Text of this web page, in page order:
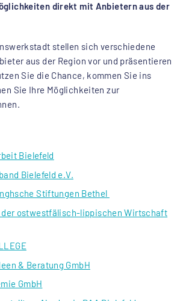
direkt mit Anbietern aus der
stellen sich verschiedene
aus der Region vor und präsentieren
Sie die Chance, kommen Sie ins
Sie Ihre Möglichkeiten zur
Bielefeld
Bielefeld e.V.
Stiftungen Bethel
der ostwestfälisch-lippischen Wirtschaft
& Beratung GmbH
GmbH